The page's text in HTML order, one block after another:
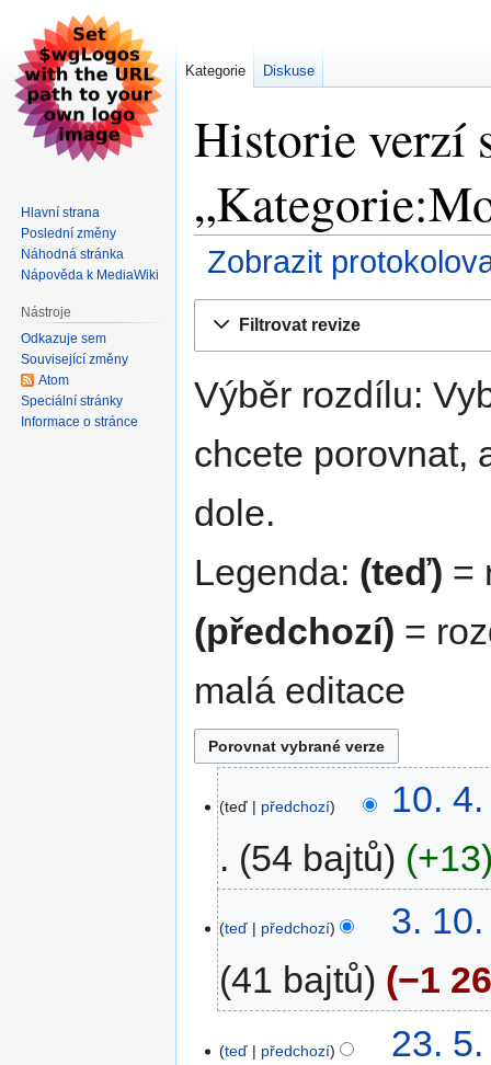
Historie verzí
Zobrazit
Filtrovat revize
Výběr rozdílu:
chcete porovnat,
dole.
Legenda: (teď) =
(předchozí) =
malá editace
teď předchozí
10.
54 bajtů
+13
teď předchozí
3.
41 bajtů
−1
teď předchozí
23.
Kategorie Diskuse
Hlavní strana
Poslední změny
Náhodná stránka
Nápověda k MediaWiki
Nástroje
Odkazuje sem
Související změny
Atom
Speciální stránky
Informace o stránce